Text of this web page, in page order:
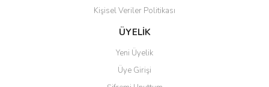
Kişisel Veriler Politikası
ÜYELİK
Yeni Üyelik
Üye Girişi